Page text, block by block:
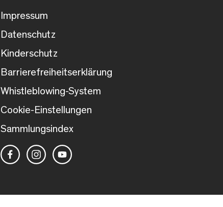
Impressum
Datenschutz
Kinderschutz
Barrierefreiheitserklärung
Whistleblowing-System
Cookie-Einstellungen
Sammlungsindex